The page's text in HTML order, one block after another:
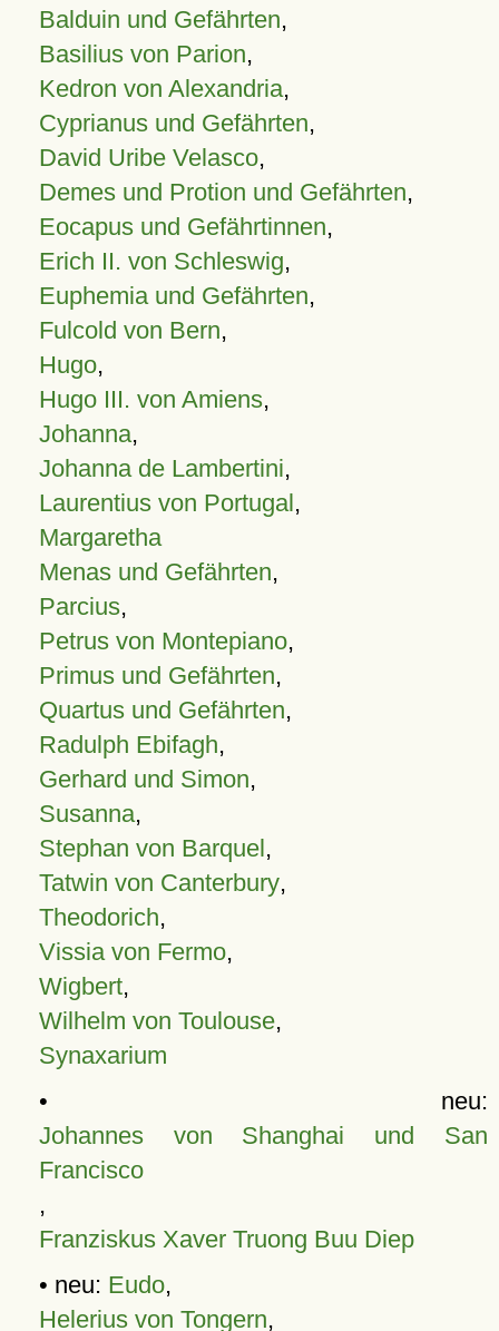
Balduin und Gefährten,
Basilius von Parion,
Kedron von Alexandria,
Cyprianus und Gefährten,
David Uribe Velasco,
Demes und Protion und Gefährten,
Eocapus und Gefährtinnen,
Erich II. von Schleswig,
Euphemia und Gefährten,
Fulcold von Bern,
Hugo,
Hugo III. von Amiens,
Johanna,
Johanna de Lambertini,
Laurentius von Portugal,
Margaretha
Menas und Gefährten,
Parcius,
Petrus von Montepiano,
Primus und Gefährten,
Quartus und Gefährten,
Radulph Ebifagh,
Gerhard und Simon,
Susanna,
Stephan von Barquel,
Tatwin von Canterbury,
Theodorich,
Vissia von Fermo,
Wigbert,
Wilhelm von Toulouse,
Synaxarium
• neu:
Johannes von Shanghai und San
Francisco
,
Franziskus Xaver Truong Buu Diep
• neu: Eudo,
Helerius von Tongern,